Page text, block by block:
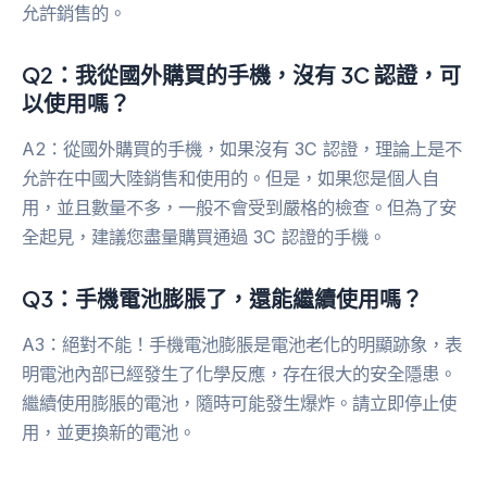
允許銷售的。
Q2：我從國外購買的手機，沒有 3C 認證，可
以使用嗎？
A2：從國外購買的手機，如果沒有 3C 認證，理論上是不
允許在中國大陸銷售和使用的。但是，如果您是個人自
用，並且數量不多，一般不會受到嚴格的檢查。但為了安
全起見，建議您盡量購買通過 3C 認證的手機。
Q3：手機電池膨脹了，還能繼續使用嗎？
A3：絕對不能！手機電池膨脹是電池老化的明顯跡象，表
明電池內部已經發生了化學反應，存在很大的安全隱患。
繼續使用膨脹的電池，隨時可能發生爆炸。請立即停止使
用，並更換新的電池。